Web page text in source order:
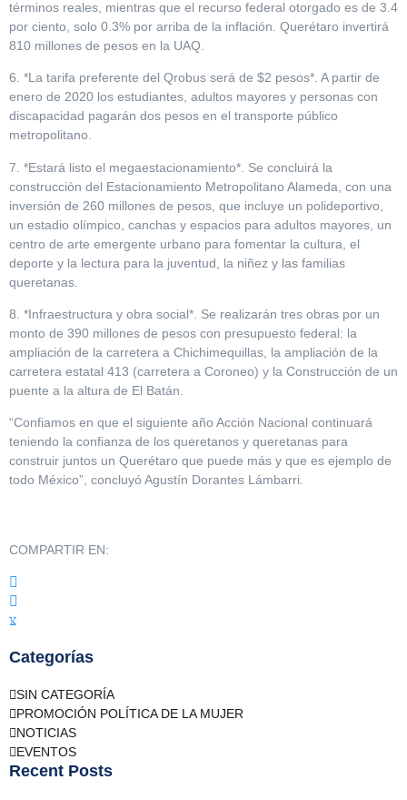
términos reales, mientras que el recurso federal otorgado es de 3.4
por ciento, solo 0.3% por arriba de la inflación. Querétaro invertirá
810 millones de pesos en la UAQ.
6. *La tarifa preferente del Qrobus será de $2 pesos*. A partir de
enero de 2020 los estudiantes, adultos mayores y personas con
discapacidad pagarán dos pesos en el transporte público
metropolitano.
7. *Estará listo el megaestacionamiento*. Se concluirá la
construcción del Estacionamiento Metropolitano Alameda, con una
inversión de 260 millones de pesos, que incluye un polideportivo,
un estadio olímpico, canchas y espacios para adultos mayores, un
centro de arte emergente urbano para fomentar la cultura, el
deporte y la lectura para la juventud, la niñez y las familias
queretanas.
8. *Infraestructura y obra social*. Se realizarán tres obras por un
monto de 390 millones de pesos con presupuesto federal: la
ampliación de la carretera a Chichimequillas, la ampliación de la
carretera estatal 413 (carretera a Coroneo) y la Construcción de un
puente a la altura de El Batán.
“Confiamos en que el siguiente año Acción Nacional continuará
teniendo la confianza de los queretanos y queretanas para
construir juntos un Querétaro que puede más y que es ejemplo de
todo México”, concluyó Agustín Dorantes Lámbarri.
COMPARTIR EN:
Categorías
SIN CATEGORÍA
PROMOCIÓN POLÍTICA DE LA MUJER
NOTICIAS
EVENTOS
Recent Posts